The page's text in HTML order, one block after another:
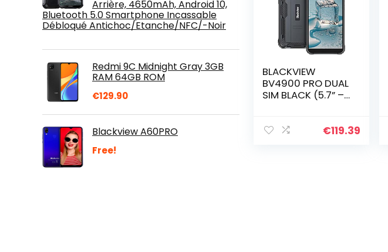
Arrière, 4650mAh, Android 10,
Bluetooth 5.0 Smartphone Incassable
Débloqué Antichoc/Etanche/NFC/-Noir
Redmi 9C Midnight Gray 3GB
RAM 64GB ROM
€129.90
Blackview A60PRO
Free!
BLACKVIEW
BV4900 PRO DUAL
SIM BLACK (5.7” –
€119.39